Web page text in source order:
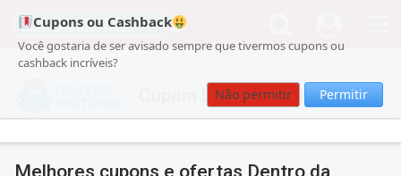
Cupons ou Cashback
Você gostaria de ser avisado sempre que tivermos cupons ou
cashback incríveis?
Não permitir Permitir
Cupom Dentro da História